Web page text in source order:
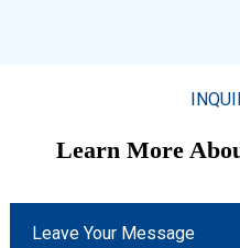
Learn More
Leave Your Message